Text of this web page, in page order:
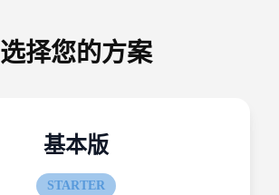
选择您的方案
基本版
STARTER